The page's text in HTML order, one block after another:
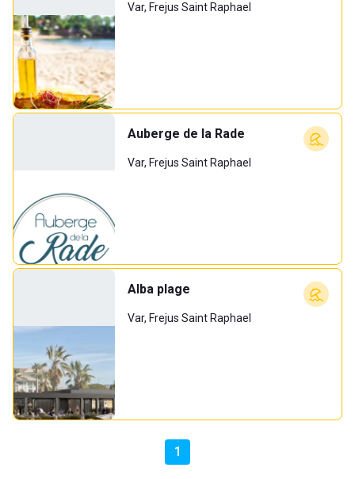
Var, Frejus Saint Raphael
Auberge de la Rade
Var, Frejus Saint Raphael
Alba plage
Var, Frejus Saint Raphael
1